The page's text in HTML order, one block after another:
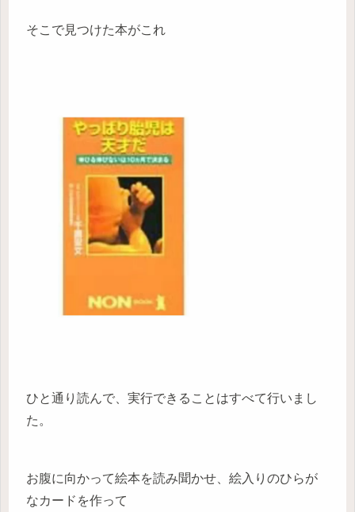
そこで見つけた本がこれ
ひと通り読んで、実行できることはすべて行いまし
た。
お腹に向かって絵本を読み聞かせ、絵入りのひらが
なカードを作って